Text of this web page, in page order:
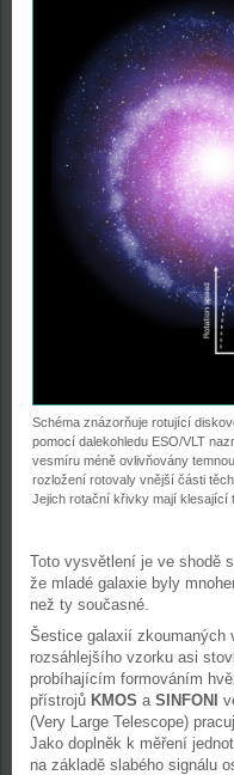
Schéma znázorňuje rotující
pomocí dalekohledu ESO/VLT
vesmíru méně ovlivňovány
rozložení rotovaly vnější části
Jejich rotační křivky mají klesající
Toto vysvětlení je ve shodě
že mladé galaxie byly
než ty současné.
Šestice galaxií zkoumaných
rozsáhlejšího vzorku asi
probíhajícím formováním
přístrojů KMOS a SINFONI
(Very Large Telescope)
Jako doplněk k měření
na základě slabého signálu